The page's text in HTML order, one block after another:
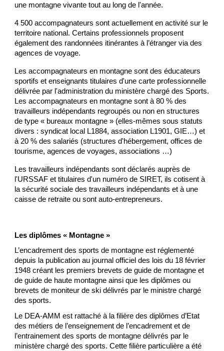
une montagne vivante tout au long de l'année.
4 500 accompagnateurs sont actuellement en activité sur le
territoire national. Certains professionnels proposent
également des randonnées itinérantes à l’étranger via des
agences de voyage.
Les accompagnateurs en montagne sont des éducateurs
sportifs et enseignants titulaires d'une carte professionnelle
délivrée par l'administration du ministère chargé des Sports.
Les accompagnateurs en montagne sont à 80 % des
travailleurs indépendants regroupés ou non en structures
de type « bureaux montagne » (elles-mêmes sous statuts
divers : syndicat local L1884, association L1901, GIE…) et
à 20 % des salariés (structures d'hébergement, offices de
tourisme, agences de voyages, associations …)
Les travailleurs indépendants sont déclarés auprès de
l'URSSAF et titulaires d'un numéro de SIRET, ils cotisent à
la sécurité sociale des travailleurs indépendants et à une
caisse de retraite ou sont auto-entrepreneurs.
Les diplômes « Montagne »
L’encadrement des sports de montagne est réglementé
depuis la publication au journal officiel des lois du 18 février
1948 créant les premiers brevets de guide de montagne et
de guide de haute montagne ainsi que les diplômes ou
brevets de moniteur de ski délivrés par le ministre chargé
des sports.
Le DEA-AMM est rattaché à la filière des diplômes d’Etat
des métiers de l’enseignement de l’encadrement et de
l’entrainement des sports de montagne délivrés par le
ministère chargé des sports. Cette filière particulière a été